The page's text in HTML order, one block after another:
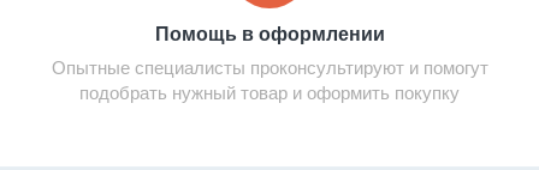
Помощь в оформлении
Опытные специалисты проконсультируют и помогут
подобрать нужный товар и оформить покупку